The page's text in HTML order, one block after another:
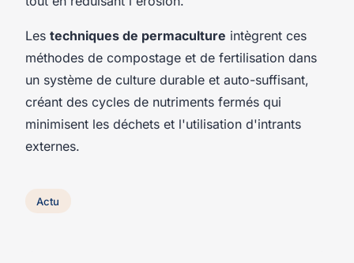
Les techniques de permaculture intègrent ces
méthodes de compostage et de fertilisation dans
un système de culture durable et auto-suffisant,
créant des cycles de nutriments fermés qui
minimisent les déchets et l'utilisation d'intrants
externes.
Actu